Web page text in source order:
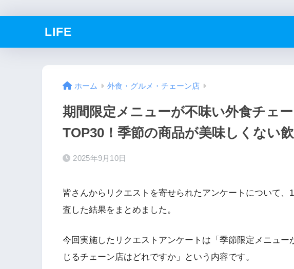
LIFE
ホーム 外食・グルメ・チェーン店
期間限定メニューが不味い外食チェ
TOP30！季節の商品が美味しくない飲
2025年9月10日
皆さんからリクエストを寄せられたアンケートについて、
査した結果をまとめました。
今回実施したリクエストアンケートは「季節限定メニュ
じるチェーン店はどれですか」という内容です。